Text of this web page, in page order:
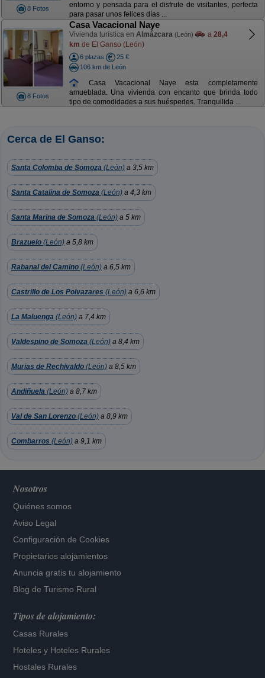
8 Fotos
entorno y pensada para el disfrute de visitantes, perfecta
para pasar unos felices días ...
8 Fotos
Casa Vacacional Naye
Vivienda turística en Almázcara (León) a 28,4
km de El Ganso (León)
6 plazas
25 €
106 km de León
Casa Vacacional Naye esta completamente
amueblada. Una vivienda con encanto que brinda todo
tipo de comodidades a sus huéspedes. Tranquilida ...
Cerca de El Ganso:
Santa Colomba de Somoza (León) a 3,5 km
Santa Catalina de Somoza (León) a 4,3 km
Santa Marina de Somoza (León) a 5 km
Brazuelo (León) a 5,8 km
Rabanal del Camino (León) a 6,5 km
Castrillo de Los Polvazares (León) a 6,6 km
La Maluenga (León) a 7,4 km
Valdespino de Somoza (León) a 8,4 km
Murias de Rechivaldo (León) a 8,5 km
Andiñuela (León) a 8,7 km
Val de San Lorenzo (León) a 8,9 km
Combarros (León) a 9,1 km
Nosotros
Quiénes somos
Aviso Legal
Configuración de Cookies
Propietarios alojamientos
Anuncia gratis tu alojamiento
Blog de Turismo Rural
Tipos de alojamiento:
Casas Rurales
Hoteles y Hoteles Rurales
Hostales Rurales